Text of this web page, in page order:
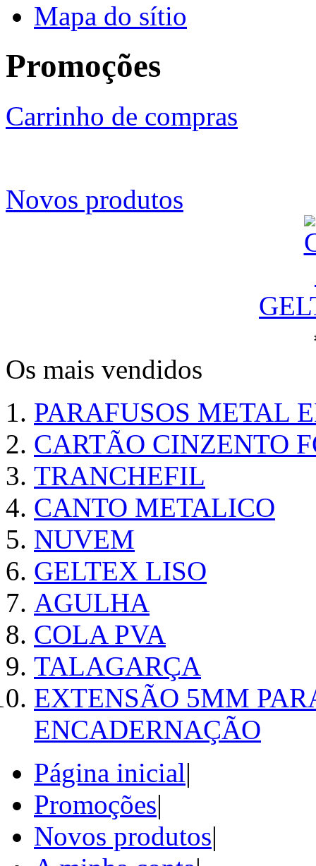
Mapa do sítio
Promoções
Carrinho de compras
Novos produtos
Os mais vendidos
PARAFUSOS METAL
CARTÃO CINZENTO
TRANCHEFIL
CANTO METALICO
NUVEM
GELTEX LISO
AGULHA
COLA PVA
TALAGARÇA
EXTENSÃO 5MM
ENCADERNAÇÃO
Página inicial|
Promoções|
Novos produtos|